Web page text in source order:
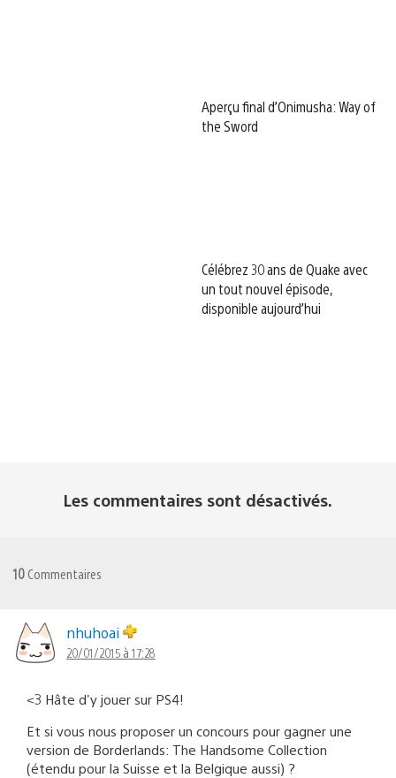
Aperçu final d’Onimusha: Way of
the Sword
Célébrez 30 ans de Quake avec
un tout nouvel épisode,
disponible aujourd’hui
Les commentaires sont désactivés.
10 Commentaires
nhuhoai
20/01/2015 à 17:28
<3 Hâte d'y jouer sur PS4!
Et si vous nous proposer un concours pour gagner une
version de Borderlands: The Handsome Collection
(étendu pour la Suisse et la Belgique aussi) ?